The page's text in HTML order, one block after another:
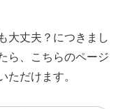
大丈夫？につきまし
ら、こちらのページ
ただけます。